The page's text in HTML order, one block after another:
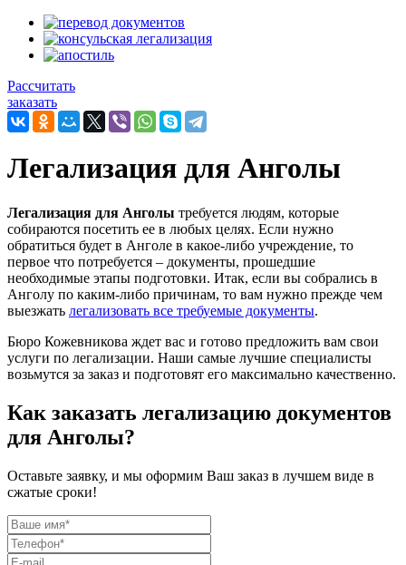
Рассчитать
заказать
Легализация для Анголы
Легализация для Анголы требуется людям, которые
собираются посетить ее в любых целях. Если нужно
обратиться будет в Анголе в какое-либо учреждение, то
первое что потребуется – документы, прошедшие
необходимые этапы подготовки. Итак, если вы собрались в
Анголу по каким-либо причинам, то вам нужно прежде чем
выезжать легализовать все требуемые документы.
Бюро Кожевникова ждет вас и готово предложить вам свои
услуги по легализации. Наши самые лучшие специалисты
возьмутся за заказ и подготовят его максимально качественно.
Как заказать легализацию документов
для Анголы?
Оставьте заявку, и мы оформим Ваш заказ в лучшем виде в
сжатые сроки!